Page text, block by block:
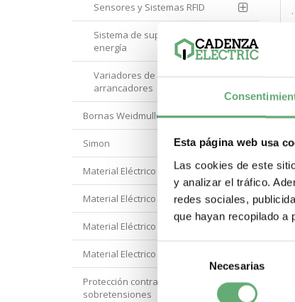
Esta página web usa
Las cookies de este
y analizar el tráfico.
redes sociales,
que hayan recopilado a
de
consentimiento
Necesarias
.
.
.
.
Sensores y Sistemas RFID
Sistema de supervisión de
energía
Variadores de velocidad y
arrancadores
Bornas Weidmuller
Simon
Material Eléctrico Eaton
Material Eléctrico Hager
Material Eléctrico Hyundai
Material Electrico Legrand
Protección contra
sobretensiones